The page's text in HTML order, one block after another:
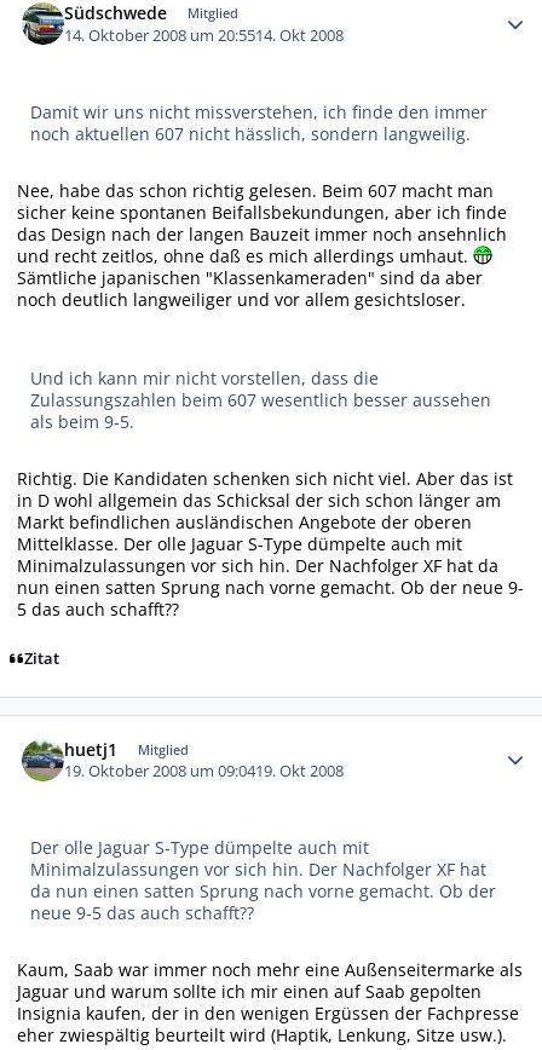
Südschwede Mitglied
14. Oktober 2008 um 20:5514. Okt 2008
Damit wir uns nicht missverstehen, ich finde den immer
noch aktuellen 607 nicht hässlich, sondern langweilig.
Nee, habe das schon richtig gelesen. Beim 607 macht man
sicher keine spontanen Beifallsbekundungen, aber ich finde
das Design nach der langen Bauzeit immer noch ansehnlich
und recht zeitlos, ohne daß es mich allerdings umhaut.
Sämtliche japanischen "Klassenkameraden" sind da aber
noch deutlich langweiliger und vor allem gesichtsloser.
Und ich kann mir nicht vorstellen, dass die
Zulassungszahlen beim 607 wesentlich besser aussehen
als beim 9-5.
Richtig. Die Kandidaten schenken sich nicht viel. Aber das ist
in D wohl allgemein das Schicksal der sich schon länger am
Markt befindlichen ausländischen Angebote der oberen
Mittelklasse. Der olle Jaguar S-Type dümpelte auch mit
Minimalzulassungen vor sich hin. Der Nachfolger XF hat da
nun einen satten Sprung nach vorne gemacht. Ob der neue 9-
5 das auch schafft??
Zitat
huetj1 Mitglied
19. Oktober 2008 um 09:0419. Okt 2008
Der olle Jaguar S-Type dümpelte auch mit
Minimalzulassungen vor sich hin. Der Nachfolger XF hat
da nun einen satten Sprung nach vorne gemacht. Ob der
neue 9-5 das auch schafft??
Kaum, Saab war immer noch mehr eine Außenseitermarke als
Jaguar und warum sollte ich mir einen auf Saab gepolten
Insignia kaufen, der in den wenigen Ergüssen der Fachpresse
eher zwiespältig beurteilt wird (Haptik, Lenkung, Sitze usw.).